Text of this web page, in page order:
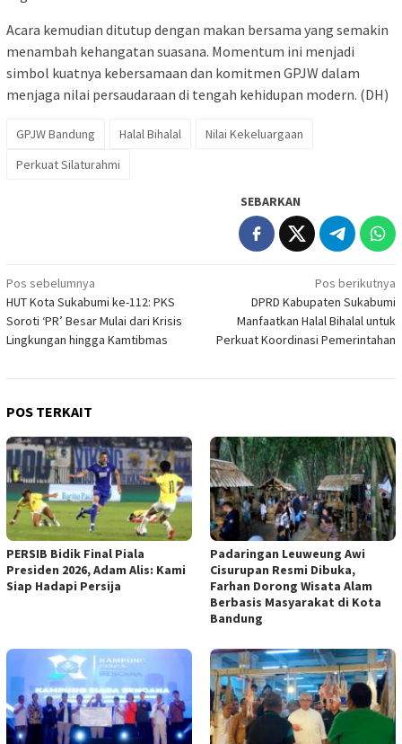
Acara kemudian ditutup dengan makan bersama yang semakin
menambah kehangatan suasana. Momentum ini menjadi
simbol kuatnya kebersamaan dan komitmen GPJW dalam
menjaga nilai persaudaraan di tengah kehidupan modern. (DH)
GPJW Bandung Halal Bihalal
Nilai Kekeluargaan
Perkuat Silaturahmi
SEBARKAN
Navigasi
pos
Pos sebelumnya
HUT Kota Sukabumi ke-112: PKS
Soroti ‘PR’ Besar Mulai dari Krisis
Lingkungan hingga Kamtibmas
Pos berikutnya
DPRD Kabupaten Sukabumi
Manfaatkan Halal Bihalal untuk
Perkuat Koordinasi Pemerintahan
POS TERKAIT
PERSIB Bidik Final Piala
Presiden 2026, Adam Alis: Kami
Siap Hadapi Persija
Padaringan Leuweung Awi
Cisurupan Resmi Dibuka,
Farhan Dorong Wisata Alam
Berbasis Masyarakat di Kota
Bandung